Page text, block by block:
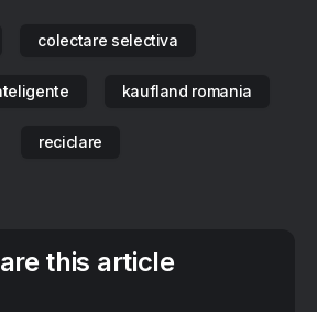
colectare selectiva
kaufland romania
reciclare
this article